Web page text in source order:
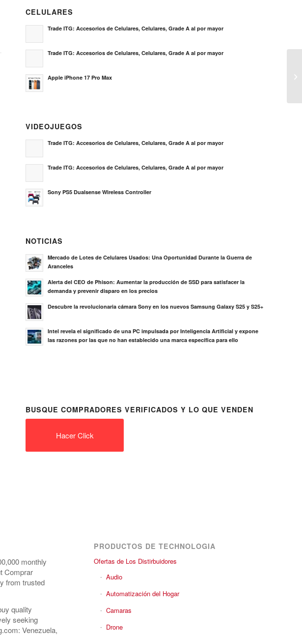
CELULARES
Trade ITG: Accesorios de Celulares, Celulares, Grade A al por mayor
Trade ITG: Accesorios de Celulares, Celulares, Grade A al por mayor
Apple iPhone 17 Pro Max
VIDEOJUEGOS
Trade ITG: Accesorios de Celulares, Celulares, Grade A al por mayor
Trade ITG: Accesorios de Celulares, Celulares, Grade A al por mayor
Sony PS5 Dualsense Wireless Controller
NOTICIAS
Mercado de Lotes de Celulares Usados: Una Oportunidad Durante la Guerra de
Aranceles
Alerta del CEO de Phison: Aumentar la producción de SSD para satisfacer la
demanda y prevenir disparo en los precios
Descubre la revolucionaria cámara Sony en los nuevos Samsung Galaxy S25 y S25+
Intel revela el significado de una PC impulsada por Inteligencia Artificial y expone
las razones por las que no han establecido una marca específica para ello
BUSQUE COMPRADORES VERIFICADOS Y LO QUE VENDEN
Hacer Click
monthly
Comprar
from trusted
quality
seeking
Venezuela,
PRODUCTOS DE TECHNOLOGIA
Ofertas de Los Distirbuidores
Audio
Automatización del Hogar
Camaras
Drone